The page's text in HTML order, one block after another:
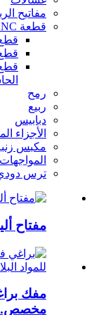
مفاتيح
قطعة CNC
رمح
ربيع
دبابيس
الأجزاء
مكبس
المواجهات
ترس
مفتاح
مفك